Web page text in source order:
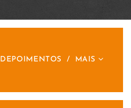
DEPOIMENTOS MAIS